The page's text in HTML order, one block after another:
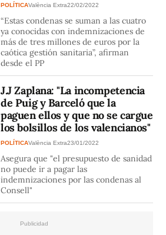
POLÍTICAValència Extra22/02/2022
“Estas condenas se suman a las cuatro
ya conocidas con indemnizaciones de
más de tres millones de euros por la
caótica gestión sanitaria”, afirman
desde el PP
J.J Zaplana: "La incompetencia
de Puig y Barceló que la
paguen ellos y que no se cargue
los bolsillos de los valencianos"
POLÍTICAValència Extra23/01/2022
Asegura que "el presupuesto de sanidad
no puede ir a pagar las
indemnizaciones por las condenas al
Consell"